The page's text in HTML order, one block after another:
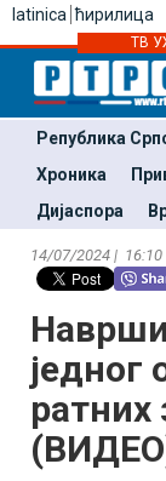
latinica ћирилица
ТВ
Република
Хроника
Дијаспора
14/07/2024 |
једног
ратних